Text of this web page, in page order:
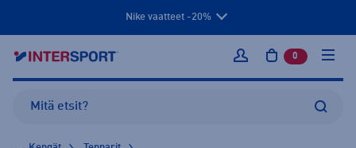
Nike vaatteet -20%
Kirjaudu sisään
0 tuotetta